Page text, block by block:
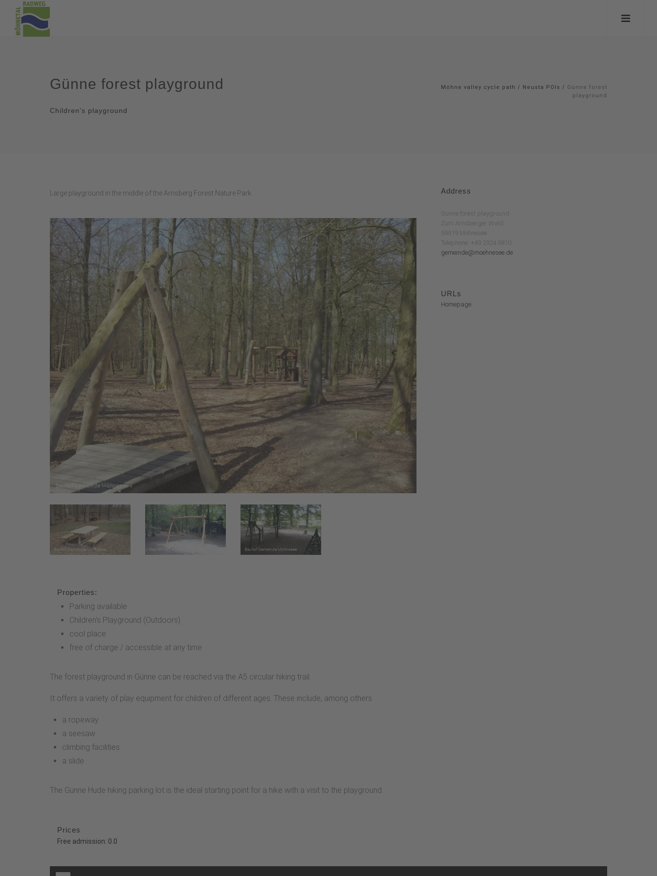
Günne forest playground
Children's playground
Möhne valley cycle path / Neusta POIs / Günne forest
playground
Large playground in the middle of the Arnsberg Forest Nature Park. Address
Günne forest playground
Zum Arnsberger Wald
59519 Möhnesee
Telephone: +49 2924 9810
gemeinde@moehnesee.de
URLs
Homepage
Properties:
Parking available
Children's Playground (Outdoors)
cool place
free of charge / accessible at any time
The forest playground in Günne can be reached via the A5 circular hiking trail.
It offers a variety of play equipment for children of different ages. These include, among others
a ropeway
a seesaw
climbing facilities
a slide
The Günne Hude hiking parking lot is the ideal starting point for a hike with a visit to the playground.
Prices
Free admission: 0.0